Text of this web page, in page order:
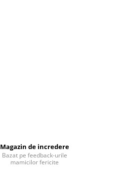
Magazin de incredere
Bazat pe feedback-urile
mamicilor fericite